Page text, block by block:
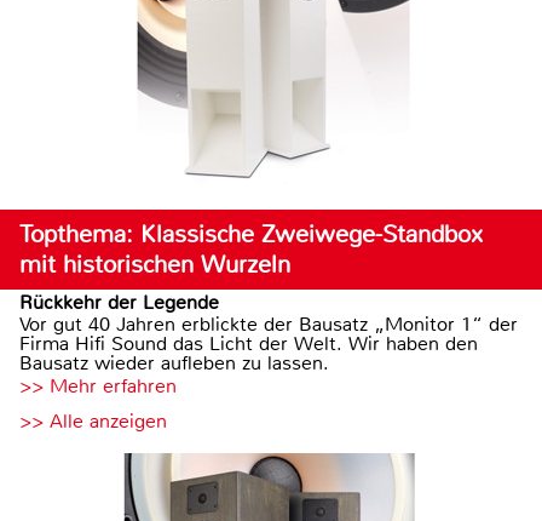
Topthema: Klassische Zweiwege-Standbox
mit historischen Wurzeln
Rückkehr der Legende
Vor gut 40 Jahren erblickte der Bausatz „Monitor 1“ der
Firma Hifi Sound das Licht der Welt. Wir haben den
Bausatz wieder aufleben zu lassen.
>> Mehr erfahren
>> Alle anzeigen